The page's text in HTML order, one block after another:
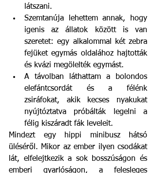
látszani.
Szemtanúja lehettem annak, hogy
igenis az állatok között is van
szeretet: egy alkalommal két zebra
fejüket egymás oldalához hajtották
és kvázi megölelték egymást.
A távolban láthattam a bolondos
elefántcsordát és a félénk
zsiráfokat, akik kecses nyakukat
nyújtóztatva próbálták legelni a
félig kiszáradt fák leveleit.
Mindezt egy hippi minibusz hátsó
üléséről. Mikor az ember ilyen csodákat
lát, elfelejtkezik a sok bosszúságon és
emberi gyarlóságon, a felesleges